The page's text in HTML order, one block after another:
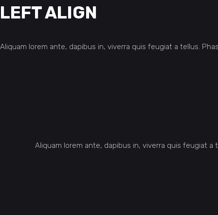
LEFT ALIGN
Aliquam lorem ante, dapibus in, viverra quis feugiat a tellus.
Aliquam lorem ante, dapibus in, viverra quis feugiat